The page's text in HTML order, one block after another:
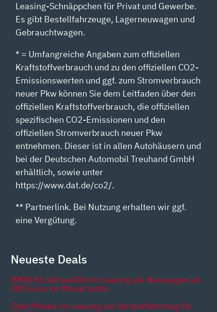
Leasing-Schnäppchen für Privat und Gewerbe.
Es gibt Bestellfahrzeuge, Lagerneuwagen und
Gebrauchtwagen.
* = Umfangreiche Angaben zum offiziellen
Kraftstoffverbrauch und zu den offiziellen CO2-
Emissionswerten und ggf. zum Stromverbrauch
neuer Pkw können Sie dem Leitfaden über den
offiziellen Kraftstoffverbrauch, die offiziellen
spezifischen CO2-Emissionen und den
offiziellen Stromverbrauch neuer Pkw
entnehmen. Dieser ist in allen Autohäusern und
bei der Deutschen Automobil Treuhand GmbH
erhältlich, sowie unter
https://www.dat.de/co2/.
** Partnerlink. Bei Nutzung erhalten wir ggf.
eine Vergütung.
Neueste Deals
BMW X3 xDrive40d im Leasing als Neuwagen ab
485 Euro im Monat netto
Opel Mokka im Leasing als Vorlauffahrzeug für